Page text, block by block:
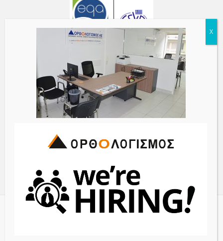
© 2017 ORTHOLOGISMOS S.A. - All Rights Reserved | Powered